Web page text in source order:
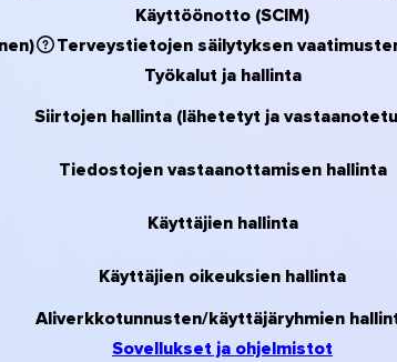
Käyttöönotto (SCIM)
Terveystietojen säilytyksen
Työkalut ja hallinta
Siirtojen hallinta (lähetetyt ja
Tiedostojen vastaanottamisen hallinta
Käyttäjien hallinta
Käyttäjien oikeuksien hallinta
Aliverkkotunnusten/käyttäjäryhmien
Sovellukset ja ohjelmistot